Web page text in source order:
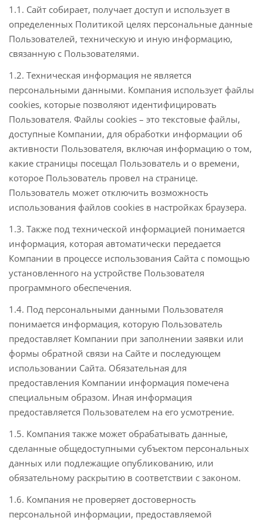
1.1. Сайт собирает, получает доступ и использует в
определенных Политикой целях персональные данные
Пользователей, техническую и иную информацию,
связанную с Пользователями.
1.2. Техническая информация не является
персональными данными. Компания использует файлы
cookies, которые позволяют идентифицировать
Пользователя. Файлы cookies – это текстовые файлы,
доступные Компании, для обработки информации об
активности Пользователя, включая информацию о том,
какие страницы посещал Пользователь и о времени,
которое Пользователь провел на странице.
Пользователь может отключить возможность
использования файлов cookies в настройках браузера.
1.3. Также под технической информацией понимается
информация, которая автоматически передается
Компании в процессе использования Сайта с помощью
установленного на устройстве Пользователя
программного обеспечения.
1.4. Под персональными данными Пользователя
понимается информация, которую Пользователь
предоставляет Компании при заполнении заявки или
формы обратной связи на Сайте и последующем
использовании Сайта. Обязательная для
предоставления Компании информация помечена
специальным образом. Иная информация
предоставляется Пользователем на его усмотрение.
1.5. Компания также может обрабатывать данные,
сделанные общедоступными субъектом персональных
данных или подлежащие опубликованию, или
обязательному раскрытию в соответствии с законом.
1.6. Компания не проверяет достоверность
персональной информации, предоставляемой